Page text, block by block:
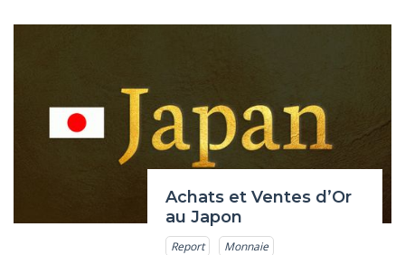
Achats et Ventes d’Or
au Japon
Report Monnaie